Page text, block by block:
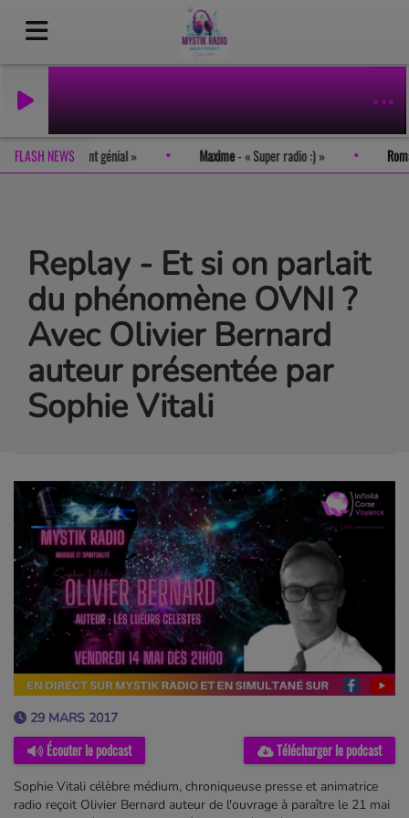
FLASH NEWS
est tout simplement génial Maxime- Super radio :)
Replay - Et si on parlait
du phénomène OVNI ?
Avec Olivier Bernard
auteur présentée par
Sophie Vitali
29 MARS 2017
Écouter le podcast Télécharger le podcast
Sophie Vitali célèbre médium, chroniqueuse presse et animatrice
radio reçoit Olivier Bernard auteur de l'ouvrage à paraître le 21 mai